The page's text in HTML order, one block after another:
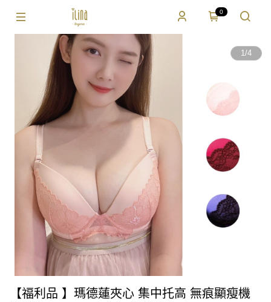
0
1/4
【福利品 】瑪德蓮夾心 集中托高 無痕顯瘦機